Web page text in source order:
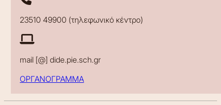
23510 49900 (τηλεφωνικό κέντρο)
mail [@] dide.pie.sch.gr
ΟΡΓΑΝΟΓΡΑΜΜΑ